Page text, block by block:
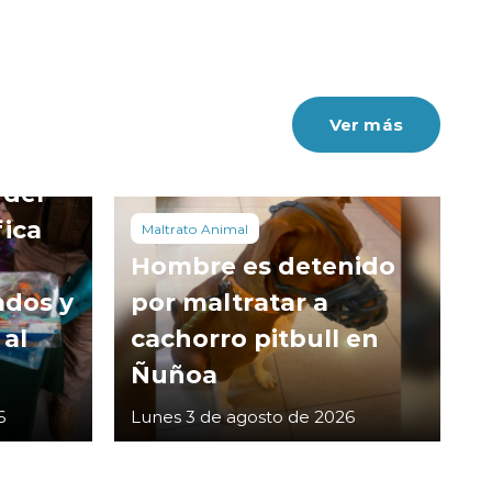
Ver más
y
Maltrato Animal
Hombre es detenido
por maltratar a
cachorro pitbull en
Ñuñoa
Lunes 3 de agosto de 2026